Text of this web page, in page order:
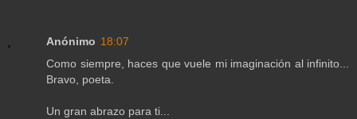
Anónimo 18:07
Como siempre, haces que vuele mi imaginación al infinito...
Bravo, poeta.
Un gran abrazo para ti...